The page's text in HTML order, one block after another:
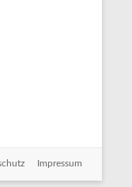
Impressum